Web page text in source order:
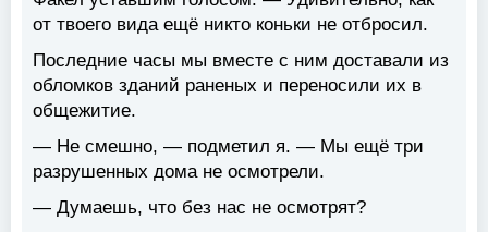
от твоего вида ещё никто коньки не отбросил.
Последние часы мы вместе с ним доставали из
обломков зданий раненых и переносили их в
общежитие.
— Не смешно, — подметил я. — Мы ещё три
разрушенных дома не осмотрели.
— Думаешь, что без нас не осмотрят?